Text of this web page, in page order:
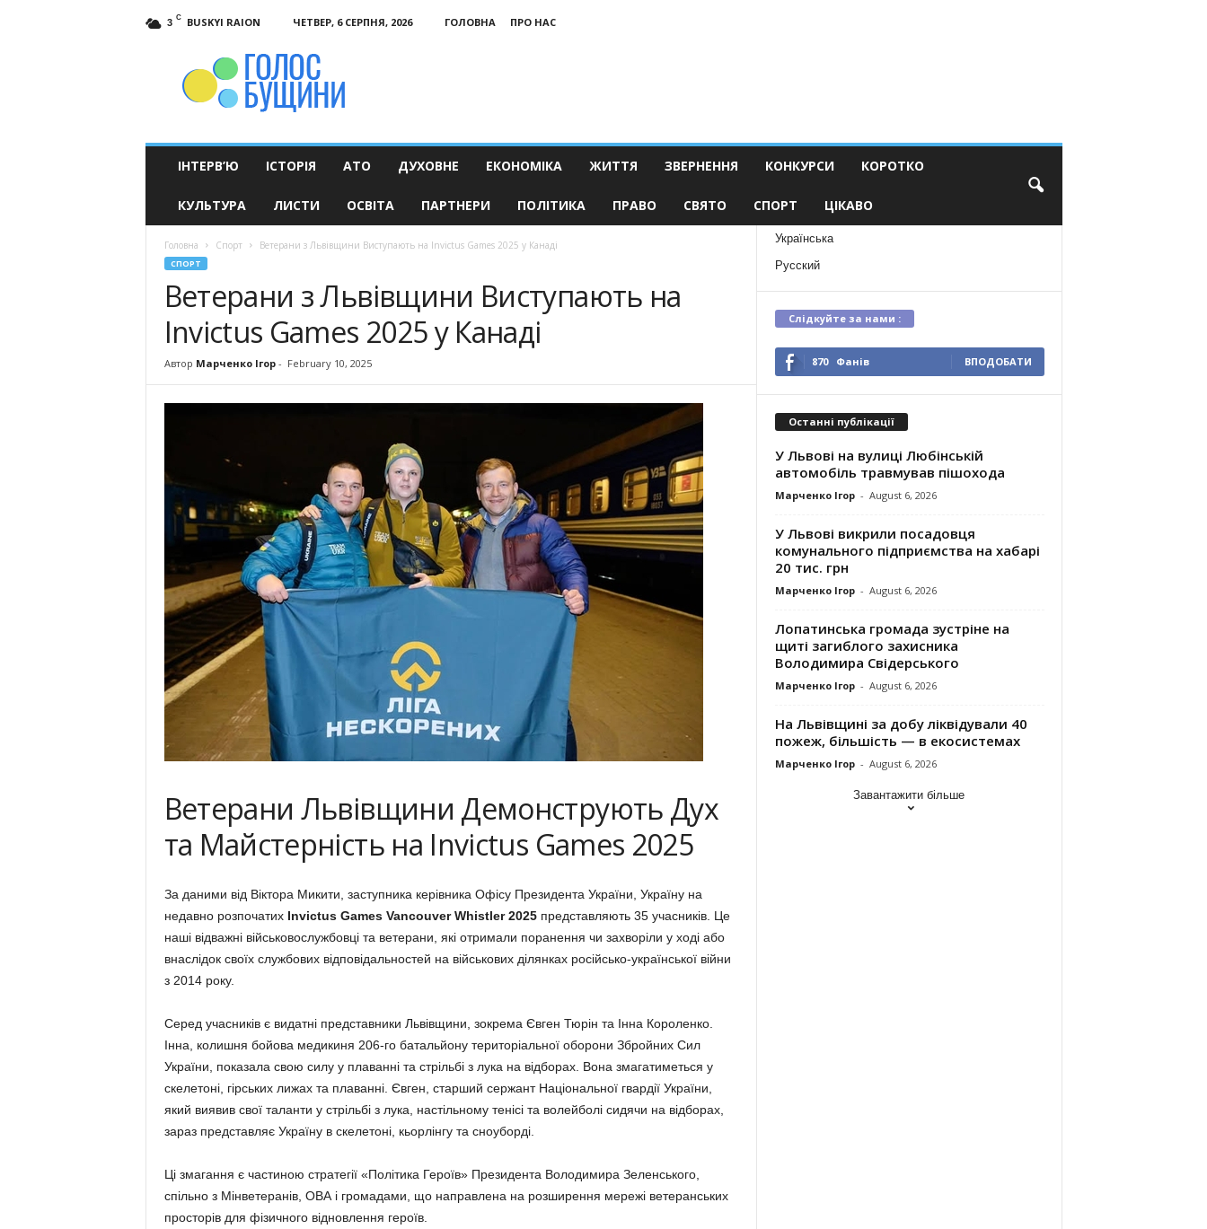
3 C BUSKYI RAION ЧЕТВЕР, 6 СЕРПНЯ, 2026 ГОЛОВНА
ПРО НАС
ІНТЕРВ’Ю ІСТОРІЯ АТО ДУХОВНЕ ЕКОНОМІКА ЖИТТЯ ЗВЕРНЕННЯ КОНКУРСИ КОРОТКО
КУЛЬТУРА ЛИСТИ ОСВІТА ПАРТНЕРИ ПОЛІТИКА ПРАВО СВЯТО СПОРТ ЦІКАВО
Головна Спорт Ветерани з Львівщини Виступають на Invictus Games 2025 у Канаді
СПОРТ
Ветерани з Львівщини Виступають на
Invictus Games 2025 у Канаді
Автор Марченко Ігор- February 10, 2025
Ветерани Львівщини Демонструють Дух
та Майстерність на Invictus Games 2025
За даними від Віктора Микити, заступника керівника Офісу Президента України, Україну на
недавно розпочатих Invictus Games Vancouver Whistler 2025представляють 35 учасників. Це
наші відважні військовослужбовці та ветерани, які отримали поранення чи захворіли у ході або
внаслідок своїх службових відповідальностей на військових ділянках російсько-української війни
з 2014 року.
Серед учасників є видатні представники Львівщини, зокрема Євген Тюрін та Інна Короленко.
Інна, колишня бойова медикиня 206-го батальйону територіальної оборони Збройних Сил
України, показала свою силу у плаванні та стрільбі з лука на відборах. Вона змагатиметься у
скелетоні, гірських лижах та плаванні. Євген, старший сержант Національної гвардії України,
який виявив свої таланти у стрільбі з лука, настільному тенісі та волейболі сидячи на відборах,
зараз представляє Україну в скелетоні, кьорлінгу та сноуборді.
Ці змагання є частиною стратегії «Політика Героїв» Президента Володимира Зеленського,
спільно з Мінветеранів, ОВА і громадами, що направлена на розширення мережі ветеранських
просторів для фізичного відновлення героїв.
Українська
Русский
Слідкуйте за нами :
870 Фанів ВПОДОБАТИ
Останні публікації
У Львові на вулиці Любінській
автомобіль травмував пішохода
Марченко Ігор - August 6, 2026
У Львові викрили посадовця
комунального підприємства на хабарі
20 тис. грн
Марченко Ігор - August 6, 2026
Лопатинська громада зустріне на
щиті загиблого захисника
Володимира Свідерського
Марченко Ігор - August 6, 2026
На Львівщині за добу ліквідували 40
пожеж, більшість — в екосистемах
Марченко Ігор - August 6, 2026
Завантажити більше